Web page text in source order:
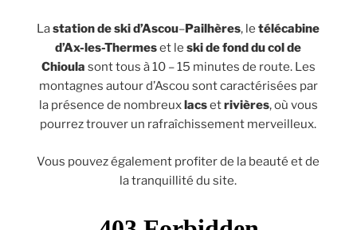
Lastation de ski d’Ascou– Pailhères, letélécabine
d’Ax-les-Thermeset leski de fond du col de
Chioula sont tous à 10 – 15 minutes de route. Les
montagnes autour d’Ascou sont caractérisées par
la présence de nombreux lacsetrivières, où vous
pourrez trouver un rafraîchissement merveilleux.
Vous pouvez également profiter de la beauté et de
la tranquillité du site.